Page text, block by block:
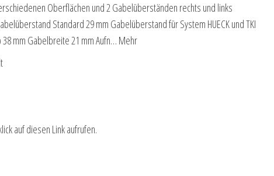
Oberflächen und 2 Gabelüberständen rechts und links
Standard 29 mm Gabelüberstand für System HUECK und TKI
38 mm Gabelbreite 21 mm Aufn… Mehr
auf diesen Link aufrufen.